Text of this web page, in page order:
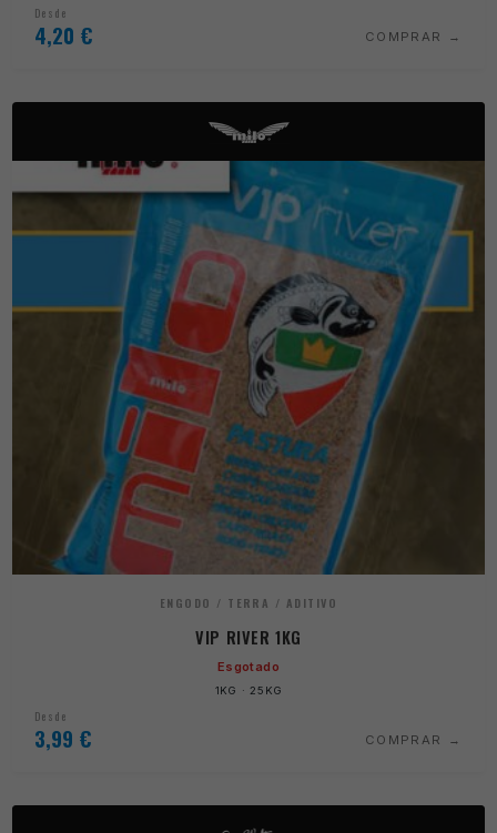
Desde
4,20 € COMPRAR
ENGODO / TERRA / ADITIVO
VIP RIVER 1KG
Esgotado
1KG · 25KG
Desde
3,99 € COMPRAR